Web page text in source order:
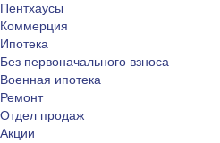
Пентхаусы
Коммерция
Ипотека
Без первоначального взноса
Военная ипотека
Ремонт
Отдел продаж
Акции